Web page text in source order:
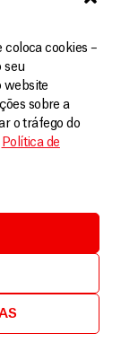
coloca cookies –
seu
website
sobre a
o tráfego do
Política de